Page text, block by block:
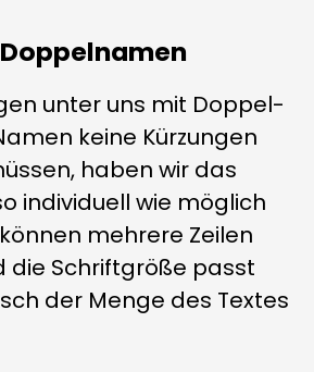
unter uns mit Doppel-
keine Kürzungen
haben wir das
individuell wie möglich
mehrere Zeilen
die Schriftgröße passt
der Menge des Textes